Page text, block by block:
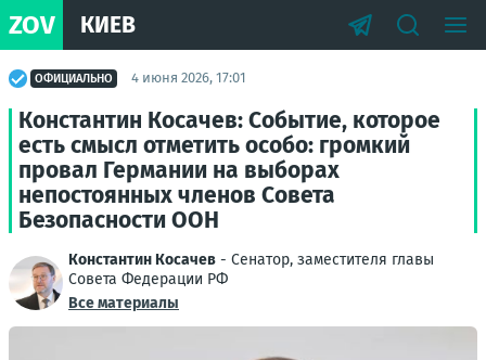
ZOV КИЕВ
ОФИЦИАЛЬНО 4 июня 2026, 17:01
Константин Косачев: Событие, которое
есть смысл отметить особо: громкий
провал Германии на выборах
непостоянных членов Совета
Безопасности ООН
Константин Косачев - Сенатор, заместителя главы
Совета Федерации РФ
Все материалы